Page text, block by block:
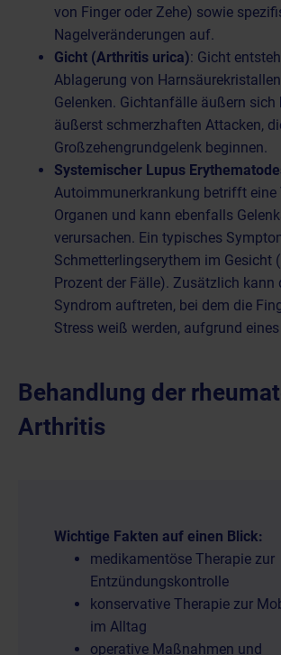
von Finger oder Zehe) sowie
Nagelveränderungen auf.
Gicht (Arthritis urica): Gicht
Ablagerung von
Gelenken. Gichtanfälle äußern sich
äußerst schmerzhaften Attacken,
Großzehengrundgelenk beginnen.
Systemischer Lupus
Autoimmunerkrankung betrifft eine
Organen und kann ebenfalls
verursachen. Ein typisches
Schmetterlingserythem im Gesicht
Prozent der Fälle). Zusätzlich kann
Syndrom auftreten, bei dem die
Stress weiß werden, aufgrund
Behandlung der
Arthritis
Wichtige Fakten auf einen Blick:
medikamentöse Therapie zur
Entzündungskontrolle
konservative Therapie zur
im Alltag
operative Maßnahmen und